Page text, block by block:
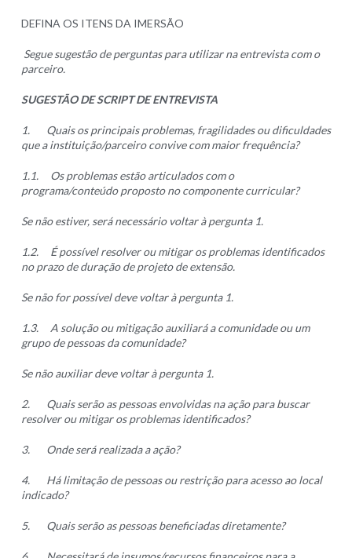
DEFINA OS ITENS DA IMERSÃO
Segue sugestão de perguntas para utilizar na entrevista com o
parceiro.
SUGESTÃO DE SCRIPT DE ENTREVISTA
1. Quais os principais problemas, fragilidades ou dificuldades
que a instituição/parceiro convive com maior frequência?
1.1. Os problemas estão articulados com o
programa/conteúdo proposto no componente curricular?
Se não estiver, será necessário voltar à pergunta 1.
1.2. É possível resolver ou mitigar os problemas identificados
no prazo de duração de projeto de extensão.
Se não for possível deve voltar à pergunta 1.
1.3. A solução ou mitigação auxiliará a comunidade ou um
grupo de pessoas da comunidade?
Se não auxiliar deve voltar à pergunta 1.
2. Quais serão as pessoas envolvidas na ação para buscar
resolver ou mitigar os problemas identificados?
3. Onde será realizada a ação?
4. Há limitação de pessoas ou restrição para acesso ao local
indicado?
5. Quais serão as pessoas beneficiadas diretamente?